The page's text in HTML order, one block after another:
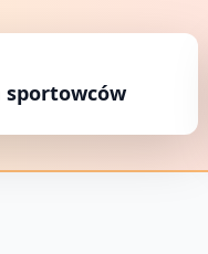
sportowców